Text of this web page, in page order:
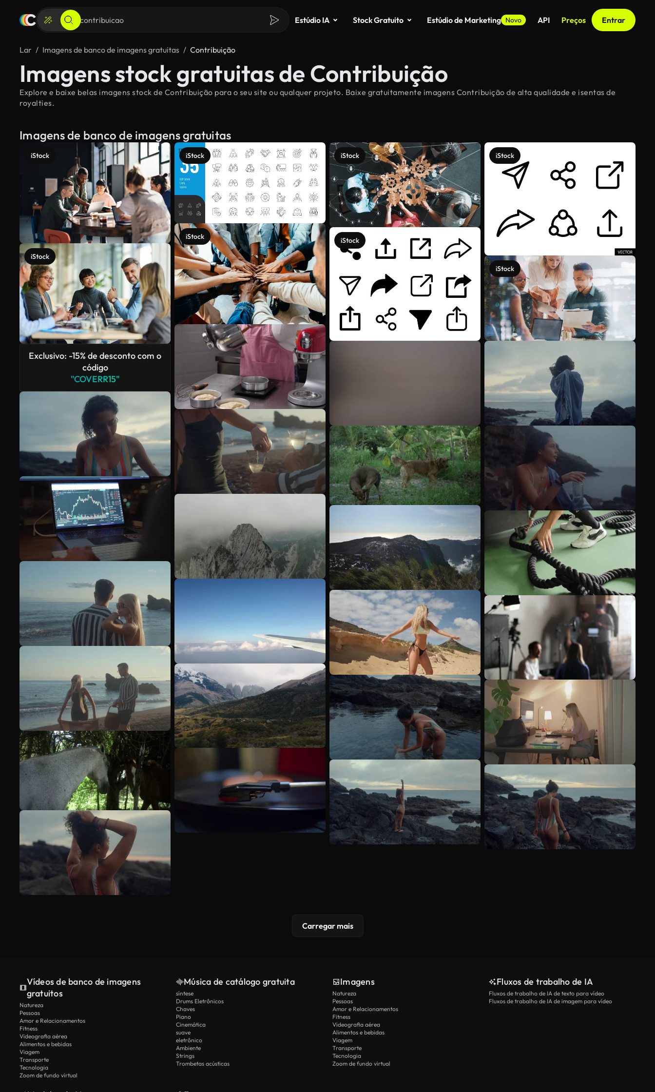
Estúdio IA Stock Gratuito Estúdio de Marketing Novo API Preços Entrar
Lar Imagens de banco de imagens gratuitas Contribuição
Imagens stock gratuitas de Contribuição
Explore e baixe belas imagens stock de Contribuição para o seu site ou qualquer projeto. Baixe gratuitamente imagens Contribuição de alta qualidade e isentas de
royalties.
Imagens de banco de imagens gratuitas
iStock
iStock
Exclusivo: -15% de desconto com o
código
"COVERR15"
iStock
iStock
iStock
iStock
iStock
iStock
Veja mais
Carregar mais
Vídeos de banco de imagens
gratuitos
Natureza
Pessoas
Amor e Relacionamentos
Fitness
Videografia aérea
Alimentos e bebidas
Viagem
Transporte
Tecnologia
Zoom de fundo virtual
Música de catálogo gratuita
síntese
Drums Eletrônicos
Chaves
Piano
Cinemática
suave
eletrônico
Ambiente
Strings
Trombetas acústicas
Imagens
Natureza
Pessoas
Amor e Relacionamentos
Fitness
Videografia aérea
Alimentos e bebidas
Viagem
Transporte
Tecnologia
Zoom de fundo virtual
Fluxos de trabalho de IA
Fluxos de trabalho de IA de texto para vídeo
Fluxos de trabalho de IA de imagem para vídeo